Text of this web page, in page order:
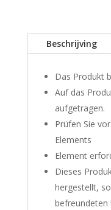
Beschrijving
Das Produkt
Auf das
aufgetragen.
Prüfen Sie
Elements
Element
Dieses
hergestellt,
befreundeten